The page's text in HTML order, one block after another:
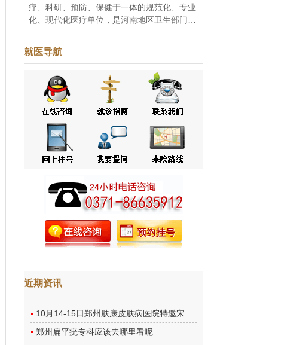
疗、科研、预防、保健于一体的规范化、专业
化、现代化医疗单位，是河南地区卫生部门批
于白癜风、牛皮癣等皮肤病的研究和治疗。随
着改革...[点击阅读]
就医导航
近期资讯
郑州扁平疣专科应该去哪里看呢